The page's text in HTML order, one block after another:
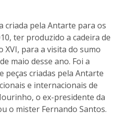
criada pela Antarte para os
ter produzido a cadeira de
XVI, para a visita do sumo
maio desse ano. Foi a
peças criadas pela Antarte
e internacionais de
o ex-presidente da
o mister Fernando Santos.